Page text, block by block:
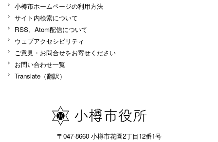
小樽市ホームページの利用方法
サイト内検索について
RSS、Atom配信について
ウェブアクセシビリティ
ご意見・お問合せをお寄せください
お問い合わせ一覧
Translate（翻訳）
〒047-8660 小樽市花園2丁目12番1号